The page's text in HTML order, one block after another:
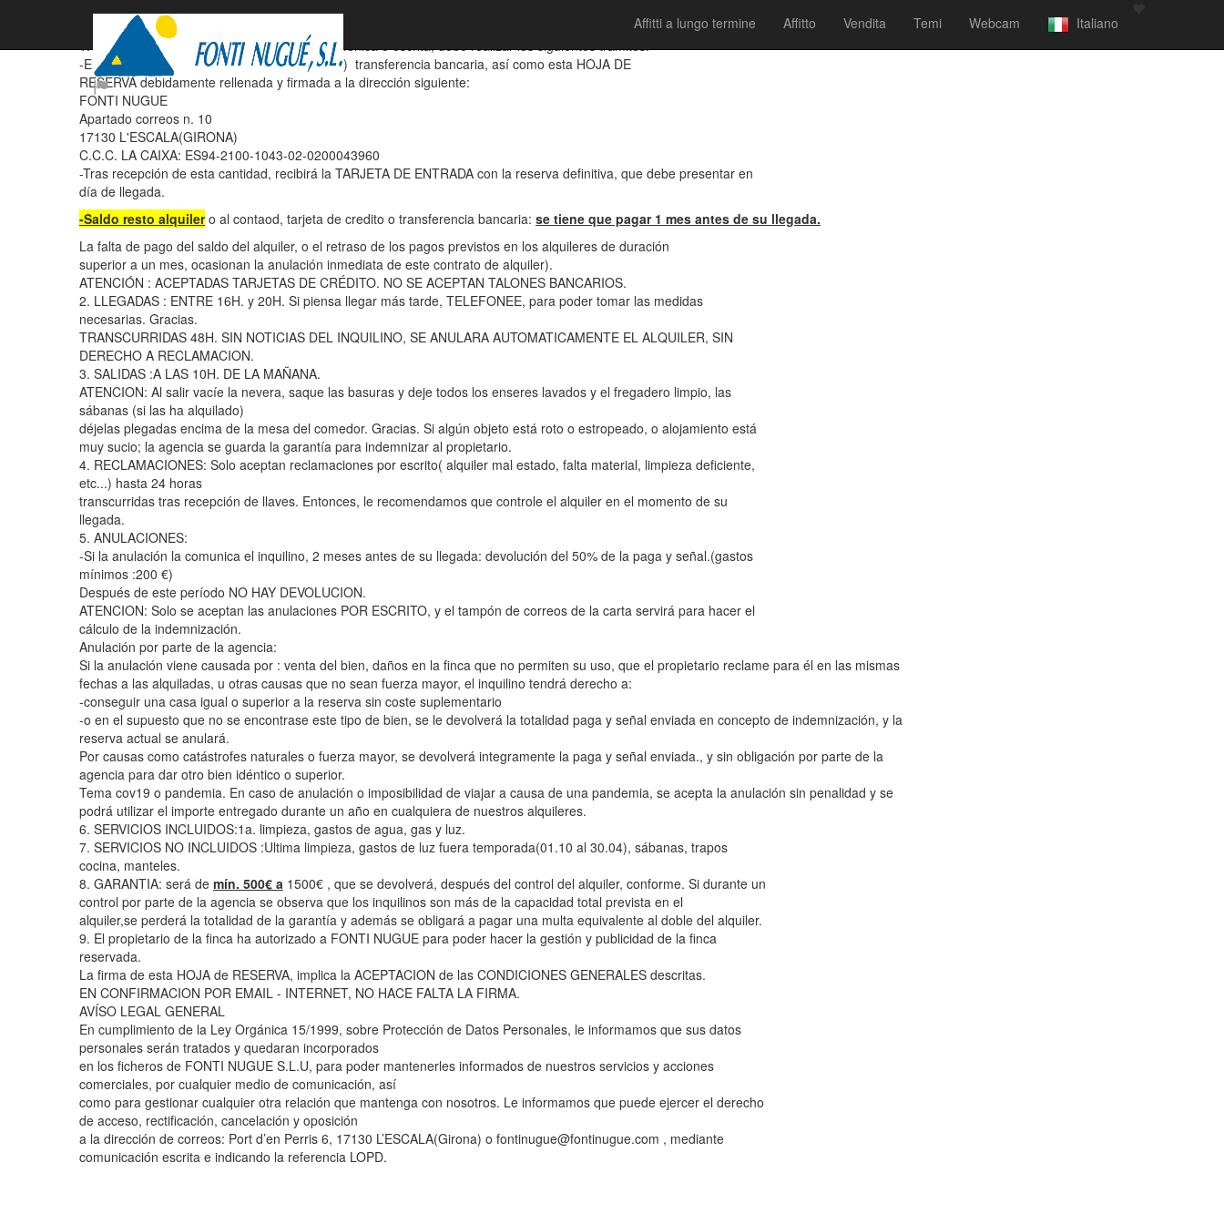
Affitti a lungo termine Affitto Vendita Temi Webcam Italiano
CONDICIONES GENERALES(CASTELLANO)
1. FORMAS DE PAGO: Tras confirmación telefónica o escrita, debe realizar los siguientes trámites:
-Envío del 30% del alquiler(mínimo 200 Euros) transferencia bancaria, así como esta HOJA DE
RESERVA debidamente rellenada y firmada a la dirección siguiente:
FONTI NUGUE
Apartado correos n. 10
17130 L'ESCALA(GIRONA)
C.C.C. LA CAIXA: ES94-2100-1043-02-0200043960
-Tras recepción de esta cantidad, recibirá la TARJETA DE ENTRADA con la reserva definitiva, que debe presentar en
día de llegada.
-Saldo resto alquilero al contaod, tarjeta de credito o transferencia bancaria: se tiene que pagar 1 mes antes de su llegada.
La falta de pago del saldo del alquiler, o el retraso de los pagos previstos en los alquileres de duración
superior a un mes, ocasionan la anulación inmediata de este contrato de alquiler).
ATENCIÓN : ACEPTADAS TARJETAS DE CRÉDITO. NO SE ACEPTAN TALONES BANCARIOS.
2. LLEGADAS : ENTRE 16H. y 20H. Si piensa llegar más tarde, TELEFONEE, para poder tomar las medidas
necesarias. Gracias.
TRANSCURRIDAS 48H. SIN NOTICIAS DEL INQUILINO, SE ANULARA AUTOMATICAMENTE EL ALQUILER, SIN
DERECHO A RECLAMACION.
3. SALIDAS :A LAS 10H. DE LA MAÑANA.
ATENCION: Al salir vacíe la nevera, saque las basuras y deje todos los enseres lavados y el fregadero limpio, las
sábanas (si las ha alquilado)
déjelas plegadas encima de la mesa del comedor. Gracias. Si algún objeto está roto o estropeado, o alojamiento está
muy sucio; la agencia se guarda la garantía para indemnizar al propietario.
4. RECLAMACIONES: Solo aceptan reclamaciones por escrito( alquiler mal estado, falta material, limpieza deficiente,
etc...) hasta 24 horas
transcurridas tras recepción de llaves. Entonces, le recomendamos que controle el alquiler en el momento de su
llegada.
5. ANULACIONES:
-Si la anulación la comunica el inquilino, 2 meses antes de su llegada: devolución del 50% de la paga y señal.(gastos
mínimos :200 €)
Después de este período NO HAY DEVOLUCION.
ATENCION: Solo se aceptan las anulaciones POR ESCRITO, y el tampón de correos de la carta servirá para hacer el
cálculo de la indemnización.
Anulación por parte de la agencia:
Si la anulación viene causada por : venta del bien, daños en la finca que no permiten su uso, que el propietario reclame para él en las mismas
fechas a las alquiladas, u otras causas que no sean fuerza mayor, el inquilino tendrá derecho a:
-conseguir una casa igual o superior a la reserva sin coste suplementario
-o en el supuesto que no se encontrase este tipo de bien, se le devolverá la totalidad paga y señal enviada en concepto de indemnización, y la
reserva actual se anulará.
Por causas como catástrofes naturales o fuerza mayor, se devolverá integramente la paga y señal enviada., y sin obligación por parte de la
agencia para dar otro bien idéntico o superior.
Tema cov19 o pandemia. En caso de anulación o imposibilidad de viajar a causa de una pandemia, se acepta la anulación sin penalidad y se
podrá utilizar el importe entregado durante un año en cualquiera de nuestros alquileres.
6. SERVICIOS INCLUIDOS:1a. limpieza, gastos de agua, gas y luz.
7. SERVICIOS NO INCLUIDOS :Ultima limpieza, gastos de luz fuera temporada(01.10 al 30.04), sábanas, trapos
cocina, manteles.
8. GARANTIA: será de mín. 500€ a 1500€ , que se devolverá, después del control del alquiler, conforme. Si durante un
control por parte de la agencia se observa que los inquilinos son más de la capacidad total prevista en el
alquiler,se perderá la totalidad de la garantía y además se obligará a pagar una multa equivalente al doble del alquiler.
9. El propietario de la finca ha autorizado a FONTI NUGUE para poder hacer la gestión y publicidad de la finca
reservada.
La firma de esta HOJA de RESERVA, implica la ACEPTACION de las CONDICIONES GENERALES descritas.
EN CONFIRMACION POR EMAIL - INTERNET, NO HACE FALTA LA FIRMA.
AVÍSO LEGAL GENERAL
En cumplimiento de la Ley Orgánica 15/1999, sobre Protección de Datos Personales, le informamos que sus datos
personales serán tratados y quedaran incorporados
en los ficheros de FONTI NUGUE S.L.U, para poder mantenerles informados de nuestros servicios y acciones
comerciales, por cualquier medio de comunicación, así
como para gestionar cualquier otra relación que mantenga con nosotros. Le informamos que puede ejercer el derecho
de acceso, rectificación, cancelación y oposición
a la dirección de correos: Port d’en Perris 6, 17130 L’ESCALA(Girona) o fontinugue@fontinugue.com , mediante
comunicación escrita e indicando la referencia LOPD.